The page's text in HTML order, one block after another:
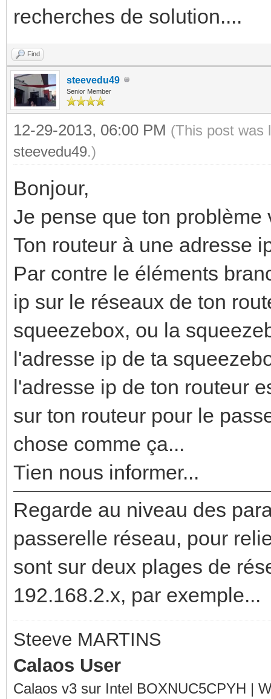
recherches de solution....
Find
steevedu49
Senior Member
12-29-2013, 06:00 PM (This post was
steevedu49.)
Bonjour,
Je pense que ton problème
Ton routeur à une adresse
Par contre le éléments
ip sur le réseaux de ton
squeezebox, ou la
l'adresse ip de ta
l'adresse ip de ton routeur
sur ton routeur pour le
chose comme ça...
Tien nous informer...
Regarde au niveau des
passerelle réseau, pour
sont sur deux plages de
192.168.2.x, par exemple...
Steeve MARTINS
Calaos User
Calaos v3 sur Intel BOXNUC5CPYH |